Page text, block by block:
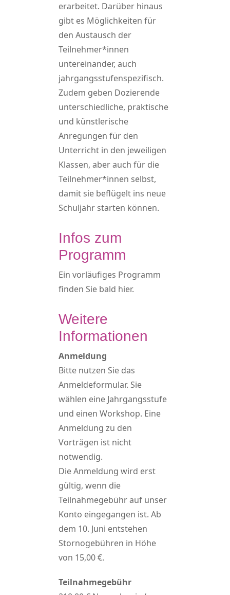
erarbeitet. Darüber hinaus
gibt es Möglichkeiten für
den Austausch der
Teilnehmer*innen
untereinander, auch
jahrgangsstufenspezifisch.
Zudem geben Dozierende
unterschiedliche, praktische
und künstlerische
Anregungen für den
Unterricht in den jeweiligen
Klassen, aber auch für die
Teilnehmer*innen selbst,
damit sie beflügelt ins neue
Schuljahr starten können.
Infos zum
Programm
Ein vorläufiges Programm
finden Sie bald hier.
Weitere
Informationen
Anmeldung
Bitte nutzen Sie das
Anmeldeformular. Sie
wählen eine Jahrgangsstufe
und einen Workshop. Eine
Anmeldung zu den
Vorträgen ist nicht
notwendig.
Die Anmeldung wird erst
gültig, wenn die
Teilnahmegebühr auf unser
Konto eingegangen ist. Ab
dem 10. Juni entstehen
Stornogebühren in Höhe
von 15,00 €.
Teilnahmegebühr